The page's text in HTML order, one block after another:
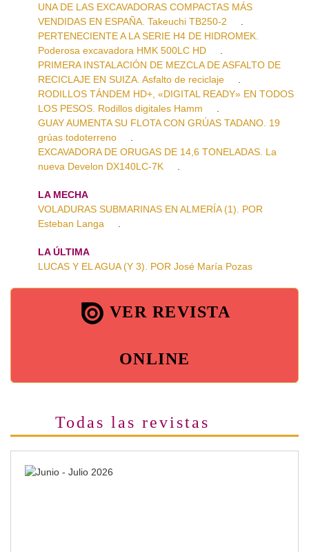
UNA DE LAS EXCAVADORAS COMPACTAS MÁS
VENDIDAS EN ESPAÑA. Takeuchi TB250-2
PERTENECIENTE A LA SERIE H4 DE HIDROMEK.
Poderosa excavadora HMK 500LC HD
PRIMERA INSTALACIÓN DE MEZCLA DE ASFALTO DE
RECICLAJE EN SUIZA. Asfalto de reciclaje
RODILLOS TÁNDEM HD+, «DIGITAL READY» EN TODOS
LOS PESOS. Rodillos digitales Hamm
GUAY AUMENTA SU FLOTA CON GRÚAS TADANO. 19
grúas todoterreno
EXCAVADORA DE ORUGAS DE 14,6 TONELADAS. La
nueva Develon DX140LC-7K
LA MECHA
VOLADURAS SUBMARINAS EN ALMERÍA (1). POR
Esteban Langa
LA ÚLTIMA
LUCAS Y EL AGUA (Y 3). POR José María Pozas
VER REVISTA
ONLINE
Todas las revistas